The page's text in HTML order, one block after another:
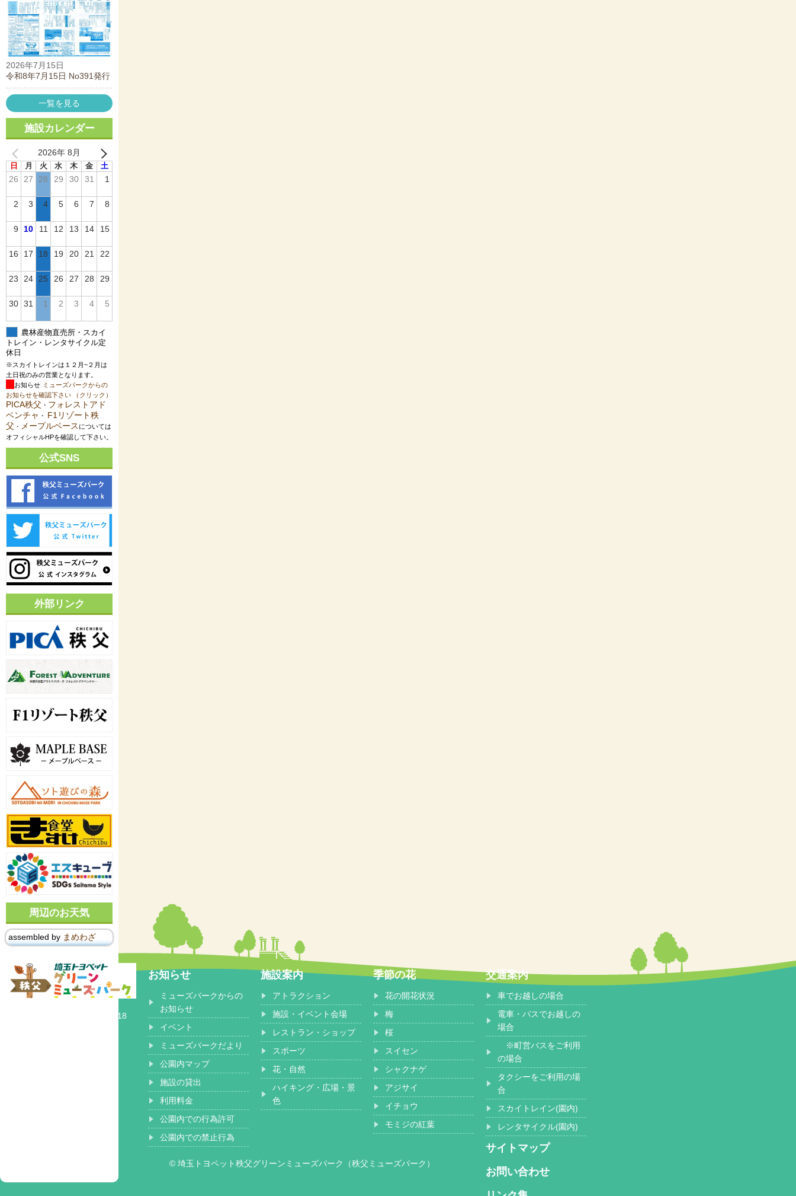
2026年7月15日
令和8年7月15日 No391発行
一覧を見る
施設カレンダー
2026年 8月
日 月 火 水 木 金 土
26 27 28 29 30 31 1
2 3 4 5 6 7 8
9 10 11 12 13 14 15
16 17 18 19 20 21 22
23 24 25 26 27 28 29
30 31 1 2 3 4 5
農林産物直売所・スカイ
トレイン・レンタサイクル定
休日
※スカイトレインは１２月~２月は
土日祝のみの営業となります。
お知らせ ミューズパークからの
お知らせを確認下さい （クリック）
PICA秩父 ・ フォレストアド
ベンチャ ・ F1リゾート秩
父 ・ メープルベース については
オフィシャルHPを確認して下さい。
公式SNS
外部リンク
周辺のお天気
assembled by まめわざ
埼玉県秩父郡 小鹿野町長留2518
お知らせ
ミューズパークからの
お知らせ
イベント
ミューズパークだより
公園内マップ
施設の貸出
利用料金
公園内での行為許可
公園内での禁止行為
施設案内
アトラクション
施設・イベント会場
レストラン・ショップ
スポーツ
花・自然
ハイキング・広場・景
色
季節の花
花の開花状況
梅
桜
スイセン
シャクナゲ
アジサイ
イチョウ
モミジの紅葉
交通案内
車でお越しの場合
電車・バスでお越しの
場合
※町営バスをご利用
の場合
タクシーをご利用の場
合
スカイトレイン(園内)
レンタサイクル(園内)
サイトマップ
お問い合わせ
© 埼玉トヨペット秩父グリーンミューズパーク（秩父ミューズパーク）